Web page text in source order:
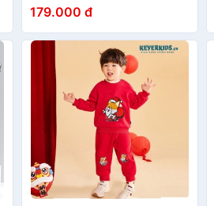
Phối Áo Thun Cotton Tay
Bồng Cực Xinh VN17
179.000 đ